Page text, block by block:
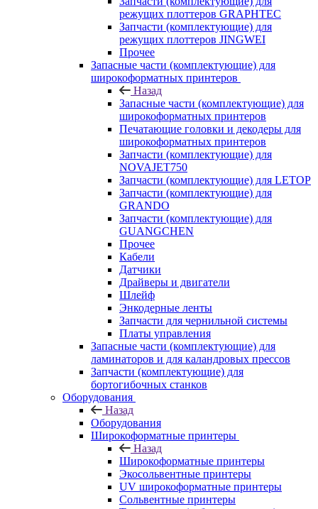
режущих плоттеров GRAPHTEC
Запчасти (комплектующие) для
режущих плоттеров JINGWEI
Прочее
Запасные части (комплектующие) для
широкоформатных принтеров
Назад
Запасные части (комплектующие) для
широкоформатных принтеров
Печатающие головки и декодеры для
широкоформатных принтеров
Запчасти (комплектующие) для
NOVAJET750
Запчасти (комплектующие) для LETOP
Запчасти (комплектующие) для
GRANDO
Запчасти (комплектующие) для
GUANGCHEN
Прочее
Кабели
Датчики
Драйверы и двигатели
Шлейф
Энкодерные ленты
Запчасти для чернильной системы
Платы управления
Запасные части (комплектующие) для
ламинаторов и для каландровых прессов
Запчасти (комплектующие) для
бортогибочных станков
Оборудования
Назад
Оборудования
Широкоформатные принтеры
Назад
Широкоформатные принтеры
Экосольвентные принтеры
UV широкоформатные принтеры
Сольвентные принтеры